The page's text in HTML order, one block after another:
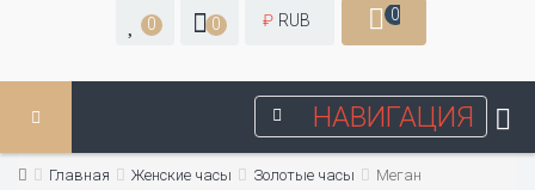
0 0 ₽ RUB 0
НАВИГАЦИЯ
Главная Женские часы Золотые часы Меган